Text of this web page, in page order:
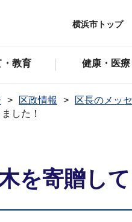
横浜市トップ
・教育 健康・医
区政情報 区長のメッ
した！
を寄贈し